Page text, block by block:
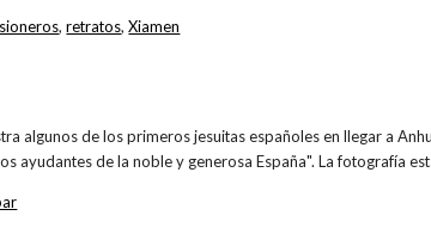
,retratos,Xiamen
algunos de los primeros jesuitas españoles en llegar a
ayudantes de la noble y generosa España". La fotografía